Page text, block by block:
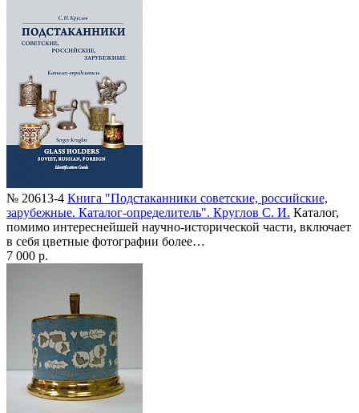
№ 20613-4 Книга "Подстаканники советские, российские,
зарубежные. Каталог-определитель". Круглов С. И. Каталог,
помимо интереснейшей научно-исторической части, включает
в себя цветные фотографии более…
7 000 р.